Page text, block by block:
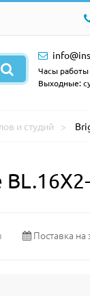
Часы работы
Выходные:
и студий
Поставка на